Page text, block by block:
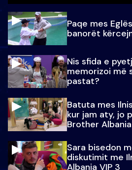
Paqe mes
banorët
Nis sfida e
memorizoi më
pastat?
Batuta mes
kur jam aty, jo
Brother
Sara bisedon
diskutimit me
Albania VIP 3